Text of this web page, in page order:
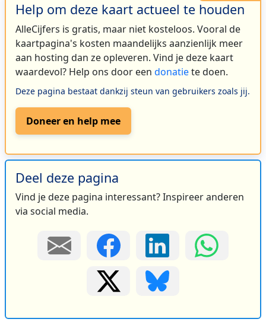
Help om deze kaart actueel te houden
AlleCijfers is gratis, maar niet kosteloos. Vooral de
kaartpagina's kosten maandelijks aanzienlijk meer
aan hosting dan ze opleveren. Vind je deze kaart
waardevol? Help ons door een donatiete doen.
Deze pagina bestaat dankzij steun van gebruikers zoals jij.
Doneer en help mee
Deel deze pagina
Vind je deze pagina interessant? Inspireer anderen
via social media.